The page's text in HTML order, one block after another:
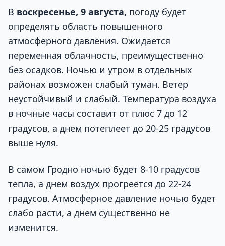
В воскресенье, 9 августа, погоду будет
определять область повышенного
атмосферного давления. Ожидается
переменная облачность, преимущественно
без осадков. Ночью и утром в отдельных
районах возможен слабый туман. Ветер
неустойчивый и слабый. Температура воздуха
в ночные часы составит от плюс 7 до 12
градусов, а днем потеплеет до 20-25 градусов
выше нуля.
В самом Гродно ночью будет 8-10 градусов
тепла, а днем воздух прогреется до 22-24
градусов. Атмосферное давление ночью будет
слабо расти, а днем существенно не
изменится.